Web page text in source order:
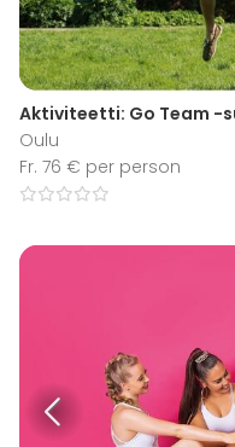
Aktiviteetti: Go Team -
Oulu
Fr. 76 € per person